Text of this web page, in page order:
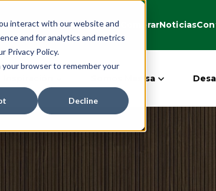
interact with our website and
and for analytics and metrics
Privacy Policy.
browser to remember your
Decline
InversionistasDónde ComprarNoticias
Somos Masisa